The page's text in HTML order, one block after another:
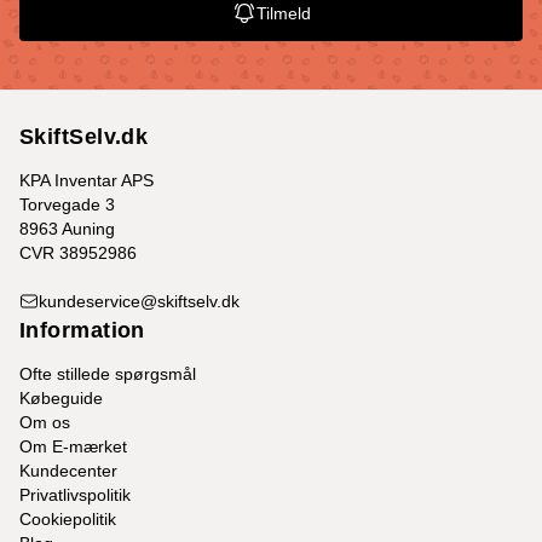
Tilmeld
SkiftSelv.dk
KPA Inventar APS
Torvegade 3
8963 Auning
CVR 38952986
kundeservice@skiftselv.dk
Information
Ofte stillede spørgsmål
Købeguide
Om os
Om E-mærket
Kundecenter
Privatlivspolitik
Cookiepolitik